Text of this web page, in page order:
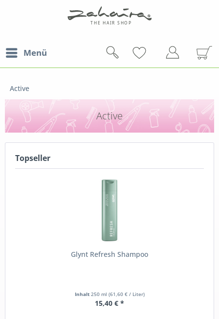
Menü
Active
Active
Topseller
Glynt Refresh Shampoo
Inhalt 250 ml (61,60 € / Liter)
15,40 € *